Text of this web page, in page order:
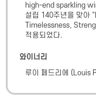
high-end sparkling
설립 140주년을 맞아
Timelessness,
적용되었다.
와이너리
루이 페드리에
( Louis